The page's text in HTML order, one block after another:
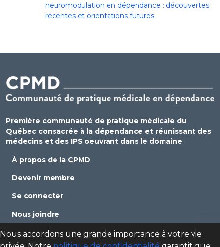
neuromodulation en dépendance : découvertes
récentes et orientations futures
Première communauté de pratique médicale du
Québec consacrée à la dépendance et réunissant des
médecins et des IPS oeuvrant dans le domaine
À propos de la CPMD
Devenir membre
Se connecter
Nous joindre
Politique de confidentialité
Nous accordons une grande importance à votre vie